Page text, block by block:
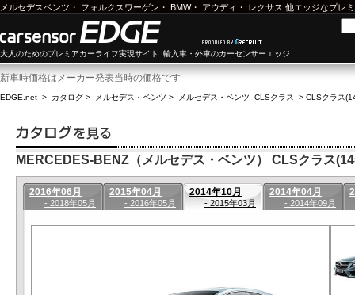
メルセデスベンツ ・ フォルクスワーゲン ・ BMW・ アウディ ・ レクサス 他エッジなプレ
大人のためのプレミアカーライフ実現サイト 輸入車・外車のカーセンサーエッジ
新車時価格はメーカー発表当時の価格です
EDGE.net > カタログ > メルセデス・ベンツ > メルセデス・ベンツ CLSクラス > CLSクラス
MERCEDES-BENZ（メルセデス・ベンツ） CLSクラス
2016年06月
- 2018年05月
2015年04月
- 2016年05月
2014年10月
- 2015年03月
2014年04月
- 2014年09月